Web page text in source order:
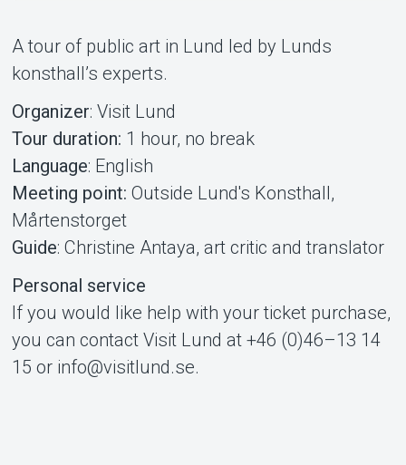
A tour of public art in Lund led by Lunds
konsthall’s experts.
Organizer: Visit Lund
Tour duration: 1 hour, no break
Language: English
Meeting point: Outside Lund's Konsthall,
Mårtenstorget
Guide: Christine Antaya, art critic and translator
Personal service
If you would like help with your ticket purchase,
you can contact Visit Lund at +46 (0)46–13 14
15 or info@visitlund.se.